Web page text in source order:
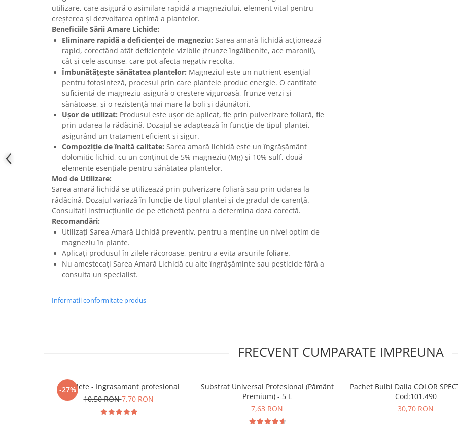
utilizare, care asigură o asimilare rapidă a magneziului, element vital pentru
creșterea și dezvoltarea optimă a plantelor.
Beneficiile Sării Amare Lichide:
Eliminare rapidă a deficienței de magneziu: Sarea amară lichidă acționează
rapid, corectând atât deficiențele vizibile (frunze îngălbenite, ace maronii),
cât și cele ascunse, care pot afecta negativ recolta.
Îmbunătățește sănătatea plantelor: Magneziul este un nutrient esențial
pentru fotosinteză, procesul prin care plantele produc energie. O cantitate
suficientă de magneziu asigură o creștere viguroasă, frunze verzi și
sănătoase, și o rezistență mai mare la boli și dăunători.
Ușor de utilizat: Produsul este ușor de aplicat, fie prin pulverizare foliară, fie
prin udarea la rădăcină. Dozajul se adaptează în funcție de tipul plantei,
asigurând un tratament eficient și sigur.
Compoziție de înaltă calitate: Sarea amară lichidă este un îngrășământ
dolomitic lichid, cu un conținut de 5% magneziu (Mg) și 10% sulf, două
elemente esențiale pentru sănătatea plantelor.
Mod de Utilizare:
Sarea amară lichidă se utilizează prin pulverizare foliară sau prin udarea la
rădăcină. Dozajul variază în funcție de tipul plantei și de gradul de carență.
Consultați instrucțiunile de pe etichetă pentru a determina doza corectă.
Recomandări:
Utilizați Sarea Amară Lichidă preventiv, pentru a menține un nivel optim de
magneziu în plante.
Aplicați produsul în zilele răcoroase, pentru a evita arsurile foliare.
Nu amestecați Sarea Amară Lichidă cu alte îngrășăminte sau pesticide fără a
consulta un specialist.
Informatii conformitate produs
FRECVENT CUMPARATE IMPREUNA
-27%
5 Tablete - Ingrasamant profesional
10,50 RON7,70 RON
Substrat Universal Profesional (Pământ
Premium) - 5 L
7,63 RON
Pachet Bulbi Dalia COLOR
Cod:101.490
30,70 RON